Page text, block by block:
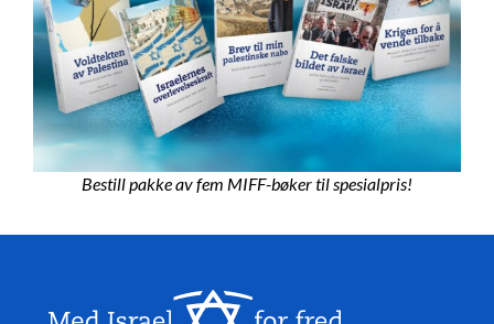
Bestill pakke av fem MIFF-bøker til spesialpris!